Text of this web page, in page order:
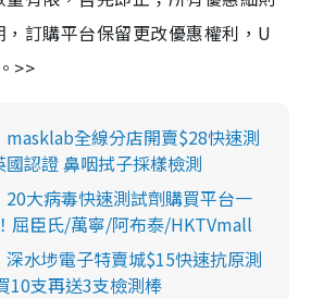
訂購平台保留更改優惠權利，U
>>
masklab全線分店開賣$28快速測
認證 鼻咽拭子採樣檢測
20大病毒快速測試劑購買平台一
屈臣氏/萬寧/阿布泰/HKTVmall
深水埗電子特賣城$15快速抗原測
10支再送3支檢測棒